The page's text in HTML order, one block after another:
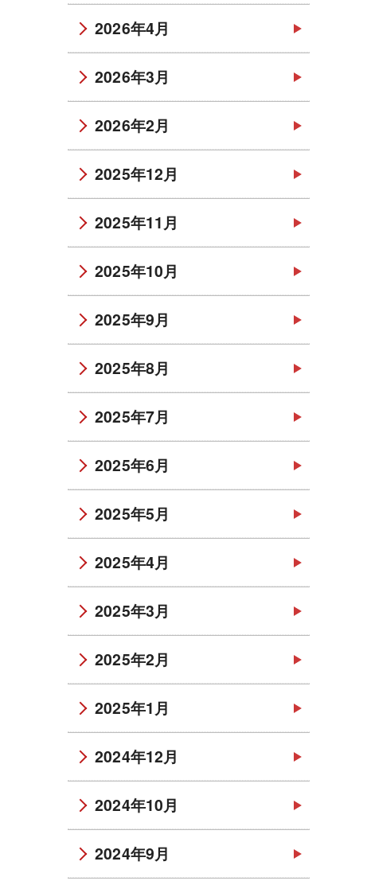
2026年4月
2026年3月
2026年2月
2025年12月
2025年11月
2025年10月
2025年9月
2025年8月
2025年7月
2025年6月
2025年5月
2025年4月
2025年3月
2025年2月
2025年1月
2024年12月
2024年10月
2024年9月